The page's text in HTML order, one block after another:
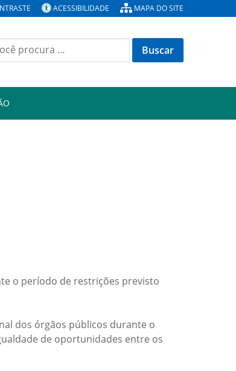
ACESSIBILIDADE MAPA DO SITE
o período de restrições previsto
dos órgãos públicos durante o
de oportunidades entre os